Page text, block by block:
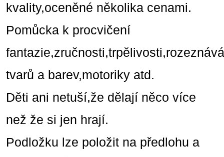
kvality,oceněné několika cenami.
Pomůcka k procvičení
tvarů a barev,motoriky atd.
Děti ani netuší,že dělají něco více
než že si jen hrají.
Podložku lze položit na předlohu a